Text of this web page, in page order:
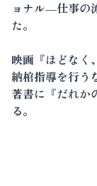
ョナル―仕事の
た。
映画『ほどなく
納棺指導を行う
著書に『だれか
る。